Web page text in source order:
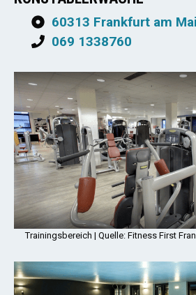
60313 Frankfurt am
069 1338760
Trainingsbereich | Quelle: Fitness First